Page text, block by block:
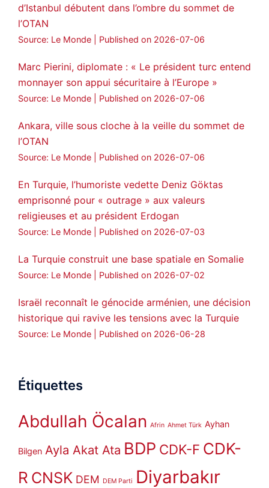
d’Istanbul débutent dans l’ombre du sommet de
l’OTAN
Source: Le Monde Published on 2026-07-06
Marc Pierini, diplomate : « Le président turc entend
monnayer son appui sécuritaire à l’Europe »
Source: Le Monde Published on 2026-07-06
Ankara, ville sous cloche à la veille du sommet de
l’OTAN
Source: Le Monde Published on 2026-07-06
En Turquie, l’humoriste vedette Deniz Göktas
emprisonné pour « outrage » aux valeurs
religieuses et au président Erdogan
Source: Le Monde Published on 2026-07-03
La Turquie construit une base spatiale en Somalie
Source: Le Monde Published on 2026-07-02
Israël reconnaît le génocide arménien, une décision
historique qui ravive les tensions avec la Turquie
Source: Le Monde Published on 2026-06-28
Étiquettes
Abdullah Öcalan Afrin Ahmet Türk Ayhan
Bilgen Ayla Akat Ata BDP CDK-F CDK-
R CNSK DEM DEM Parti Diyarbakır